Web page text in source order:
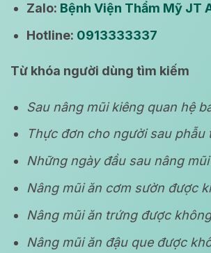
Zalo: Bệnh Viện Thẩm Mỹ JT
Hotline: 0913333337
Từ khóa người dùng tìm kiếm
Sau nâng mũi kiêng quan hệ
Thực đơn cho người sau phẫu
Những ngày đầu sau nâng mũi
Nâng mũi ăn cơm sườn được
Nâng mũi ăn trứng được
Nâng mũi ăn đậu que được